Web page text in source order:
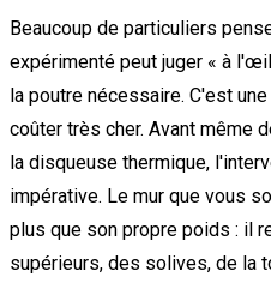
Beaucoup de particuliers
expérimenté peut juger « à
la poutre nécessaire. C'est
coûter très cher. Avant même
la disqueuse thermique,
impérative. Le mur que vous
plus que son propre poids : il
supérieurs, des solives, de la